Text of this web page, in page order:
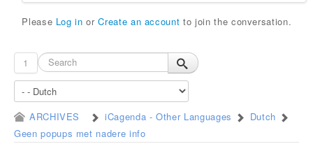
Please Log in orCreate an account to join the conversation.
1
ARCHIVES iCagenda - Other Languages
Dutch
Geen popups met nadere info